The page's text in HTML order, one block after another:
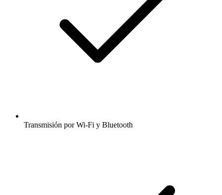
Transmisión por Wi-Fi y Bluetooth